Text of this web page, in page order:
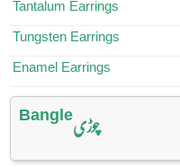
Tantalum Earrings
Tungsten Earrings
Enamel Earrings
Bangleچوڑی